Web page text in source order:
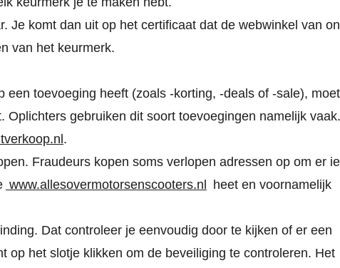
Je komt dan uit op het certificaat dat de webwinkel van
van het keurmerk.
toevoeging heeft (zoals -korting, -deals of -sale), moet
gebruiken dit soort toevoegingen namelijk vaak.
.
Fraudeurs kopen soms verlopen adressen op om er
www.allesovermotorsenscooters.nl
heet en voornamelijk
Dat controleer je eenvoudig door te kijken of er een
op het slotje klikken om de beveiliging te controleren. Het